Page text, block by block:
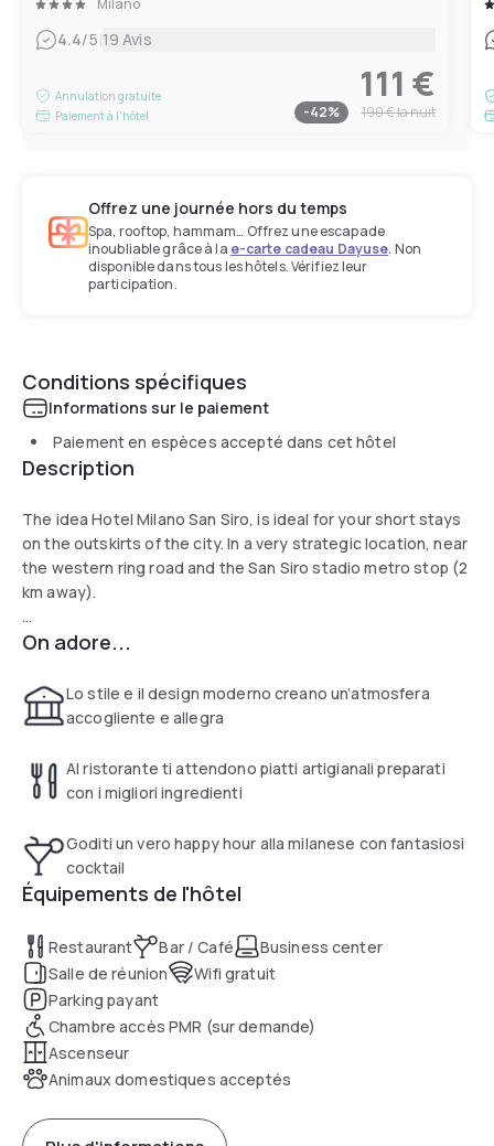
4.4/5|19 Avis
Annulation gratuite
Paiement à l'hôtel
111 €
-42% 190 €la nuit
Offrez une journée hors du temps
Spa, rooftop, hammam… Offrez une escapade
inoubliable grâce à la e-carte cadeau Dayuse. Non
disponible dans tous les hôtels. Vérifiez leur
participation.
Conditions spécifiques
Informations sur le paiement
Paiement en espèces accepté dans cet hôtel
Description
The idea Hotel Milano San Siro, is ideal for your short stays
on the outskirts of the city. In a very strategic location, near
the western ring road and the San Siro stadio metro stop (2
km away).
Offres restaurant services and free wifi. Guarded pay car
On adore...
Lo stile e il design moderno creano un’atmosfera
accogliente e allegra
Al ristorante ti attendono piatti artigianali preparati
con i migliori ingredienti
Goditi un vero happy hour alla milanese con fantasiosi
cocktail
Équipements de l'hôtel
Restaurant Bar / Café
Business center
Salle de réunion
Wifi gratuit
Parking payant
Chambre accès PMR (sur demande)
Ascenseur
Animaux domestiques acceptés